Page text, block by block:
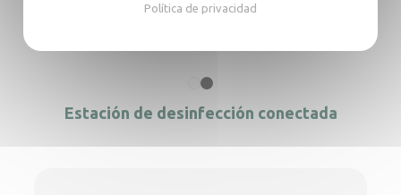
Estación de desinfección de manos YALISS
Estación de desinfección conectada
Política de privacidad